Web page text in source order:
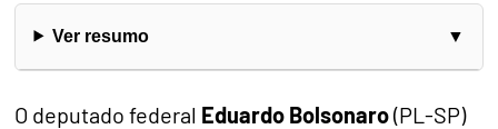
Ver resumo
O deputado federal Eduardo Bolsonaro(PL-SP)